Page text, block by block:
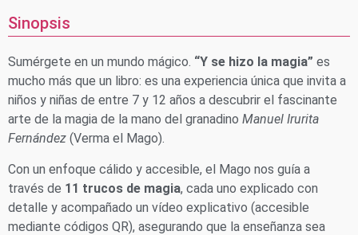
Sinopsis
Sumérgete en un mundo mágico. “Y se hizo la magia” es
mucho más que un libro: es una experiencia única que invita a
niños y niñas de entre 7 y 12 años a descubrir el fascinante
arte de la magia de la mano del granadino Manuel Irurita
Fernández (Verma el Mago).
Con un enfoque cálido y accesible, el Mago nos guía a
través de 11 trucos de magia, cada uno explicado con
detalle y acompañado un vídeo explicativo (accesible
mediante códigos QR), asegurando que la enseñanza sea